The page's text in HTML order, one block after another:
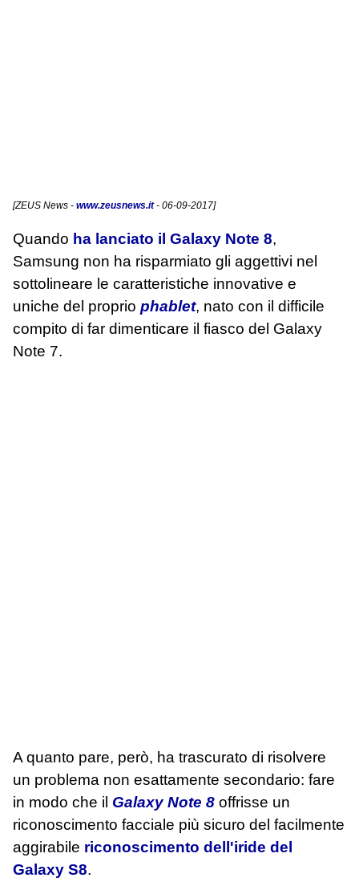
[ZEUS News - www.zeusnews.it- 06-09-2017]
Quando ha lanciato il Galaxy Note 8,
Samsung non ha risparmiato gli aggettivi nel
sottolineare le caratteristiche innovative e
uniche del proprio phablet, nato con il difficile
compito di far dimenticare il fiasco del Galaxy
Note 7.
A quanto pare, però, ha trascurato di risolvere
un problema non esattamente secondario: fare
in modo che il Galaxy Note 8 offrisse un
riconoscimento facciale più sicuro del facilmente
aggirabile riconoscimento dell'iride del
Galaxy S8.